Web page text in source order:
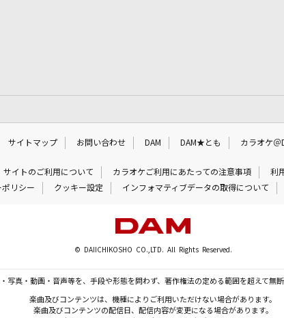
サイトマップ お問い合わせ DAM DAM★とも カラオケ＠
サイトのご利用について カラオケご利用にあたっての注意事項
利
リシー
クッキー設定 インフォマティブデータの取得について
© DAIICHIKOSHO CO.,LTD. All Rights Reserved.
写真・動画・音声等を、手段や形態を問わず、著作権法の定める範囲を超えて無
楽曲及びコンテンツは、機種によりご利用いただけない場合があります。
楽曲及びコンテンツの配信日、配信内容が変更になる場合があります。